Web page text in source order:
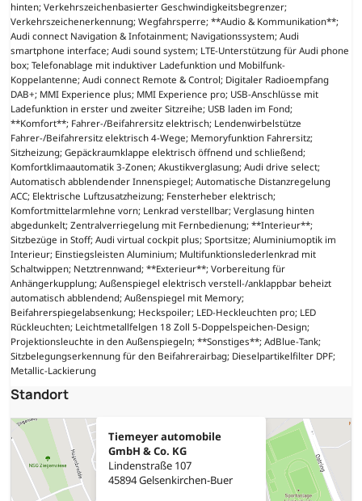
hinten; Verkehrszeichenbasierter Geschwindigkeitsbegrenzer;
Verkehrszeichenerkennung; Wegfahrsperre; **Audio & Kommunikation**;
Audi connect Navigation & Infotainment; Navigationssystem; Audi
smartphone interface; Audi sound system; LTE-Unterstützung für Audi phone
box; Telefonablage mit induktiver Ladefunktion und Mobilfunk-
Koppelantenne; Audi connect Remote & Control; Digitaler Radioempfang
DAB+; MMI Experience plus; MMI Experience pro; USB-Anschlüsse mit
Ladefunktion in erster und zweiter Sitzreihe; USB laden im Fond;
**Komfort**; Fahrer-/Beifahrersitz elektrisch; Lendenwirbelstütze
Fahrer-/Beifahrersitz elektrisch 4-Wege; Memoryfunktion Fahrersitz;
Sitzheizung; Gepäckraumklappe elektrisch öffnend und schließend;
Komfortklimaautomatik 3-Zonen; Akustikverglasung; Audi drive select;
Automatisch abblendender Innenspiegel; Automatische Distanzregelung
ACC; Elektrische Luftzusatzheizung; Fensterheber elektrisch;
Komfortmittelarmlehne vorn; Lenkrad verstellbar; Verglasung hinten
abgedunkelt; Zentralverriegelung mit Fernbedienung; **Interieur**;
Sitzbezüge in Stoff; Audi virtual cockpit plus; Sportsitze; Aluminiumoptik im
Interieur; Einstiegsleisten Aluminium; Multifunktionslederlenkrad mit
Schaltwippen; Netztrennwand; **Exterieur**; Vorbereitung für
Anhängerkupplung; Außenspiegel elektrisch verstell-/anklappbar beheizt
automatisch abblendend; Außenspiegel mit Memory;
Beifahrerspiegelabsenkung; Heckspoiler; LED-Heckleuchten pro; LED
Rückleuchten; Leichtmetallfelgen 18 Zoll 5-Doppelspeichen-Design;
Projektionsleuchte in den Außenspiegeln; **Sonstiges**; AdBlue-Tank;
Sitzbelegungserkennung für den Beifahrerairbag; Dieselpartikelfilter DPF;
Metallic-Lackierung
Standort
Tiemeyer automobile
GmbH & Co. KG
Lindenstraße 107
45894 Gelsenkirchen-Buer